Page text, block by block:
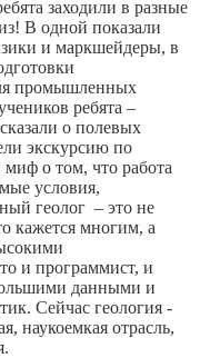
заходили в разные
В одной показали
и маркшейдеры, в
промышленных
ребята –
о полевых
экскурсию по
о том, что работа
условия,
геолог – это не
кажется многим, а
и программист, и
данными и
Сейчас геология -
наукоемкая отрасль,